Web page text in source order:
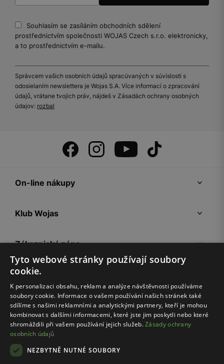
Souhlasím se zasíláním obchodních sdělení
prostřednictvím společnosti WOJAS Czech s.r.o. elektronicky,
a to prostřednictvím e-mailu.
Správcem vašich osobních údajů spracúvaných v súvislosti s
odosielaním newslettera je Wojas S.A. Více informací o zpracování
údajů, vrátane tvojich práv, nájdeš v Zásadách ochrany osobných
údajov: rozbal
On-line nákupy
Klub Wojas
Zákaznická zóna
Společnost Wojas
Rady
Tyto webové stránky používají soubory
cookie.
K personalizaci obsahu, reklam a analýze návštěvnosti používáme
soubory cookie. Informace o vašem používání našich stránek také
sdílíme s našimi reklamními a analytickými partnery, kteří je mohou
kombinovat s dalšími informacemi, které jste jim poskytli nebo které
shromáždili při vašem používání jejich služeb.Zásady ochrany
osobních údajů
NEZBYTNĚ NUTNÉ SOUBORY